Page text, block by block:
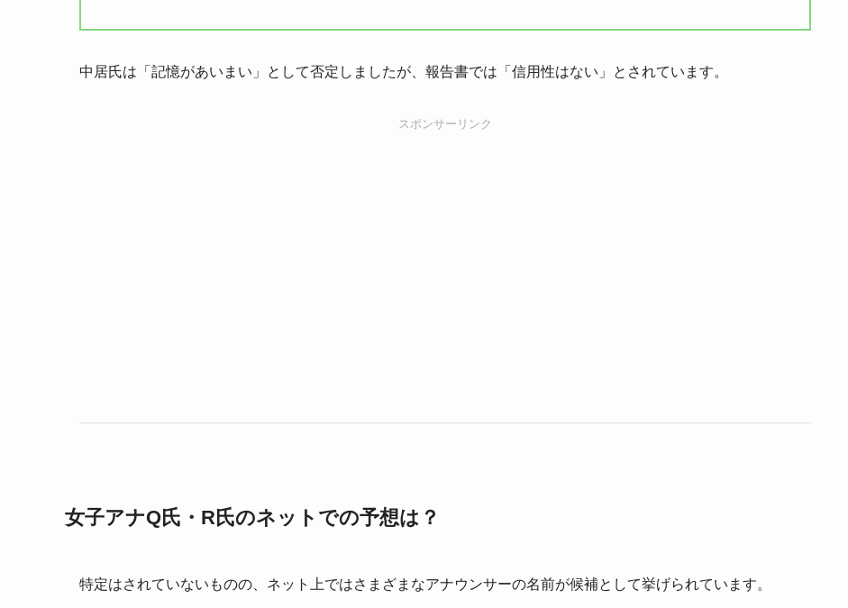
中居氏は「記憶があいまい」として否定しましたが、報告書では「信用性はない」とされています。
スポンサーリンク
女子アナQ氏・R氏のネットでの予想は？
特定はされていないものの、ネット上ではさまざまなアナウンサーの名前が候補として挙げられています。